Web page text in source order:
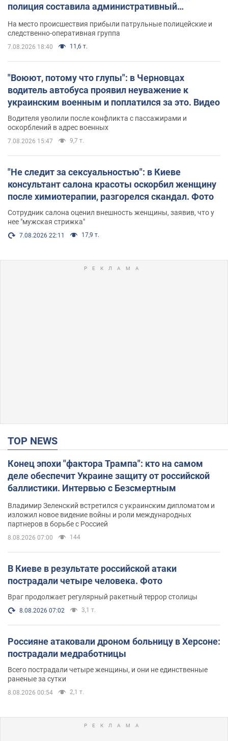
полиция составила административный
На место происшествия прибыли патрульные полицейские и
следственно-оперативная группа
7.08.2026 18:40 11,6 т.
"Воюют, потому что глупы": в Черновцах
водитель автобуса проявил неуважение к
украинским военным и поплатился за это. Видео
Водителя уволили после конфликта с пассажирами и
оскорблений в адрес военных
7.08.2026 15:47 9,7 т.
"Не следит за сексуальностью": в Киеве
консультант салона красоты оскорбил женщину
после химиотерапии, разгорелся скандал. Фото
Сотрудник салона оценил внешность женщины, заявив, что у
нее "мужская стрижка"
7.08.2026 22:11 17,9 т.
TOP NEWS
Конец эпохи "фактора Трампа": кто на самом
деле обеспечит Украине защиту от российской
баллистики. Интервью с Безсмертным
Владимир Зеленский встретился с украинским дипломатом и
изложил новое видение войны и роли международных
партнеров в борьбе с Россией
8.08.2026 07:00 144
В Киеве в результате российской атаки
пострадали четыре человека. Фото
Враг продолжает регулярный ракетный террор столицы
8.08.2026 07:02 3,1 т.
Россияне атаковали дроном больницу в Херсоне:
пострадали медработницы
Всего пострадали четыре женщины, и они не единственные
раненые за сутки
8.08.2026 00:54 2,1 т.